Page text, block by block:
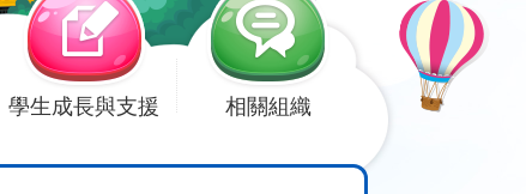
學生成長與支援 相關組織